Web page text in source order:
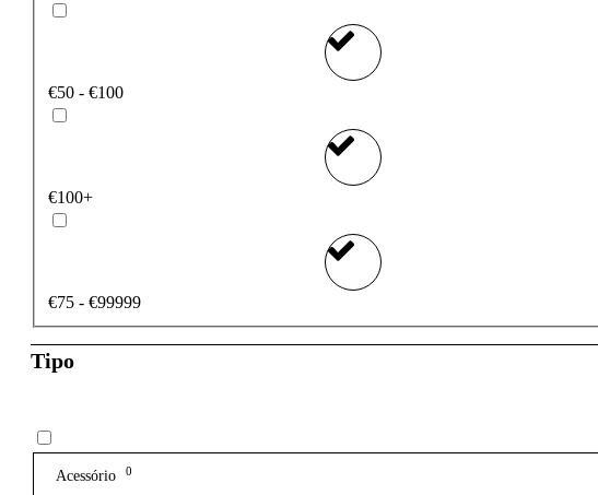
€50 - €100
€100+
€75 - €99999
Tipo
Acessório 0